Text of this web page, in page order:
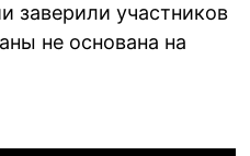
заверили участников
не основана на